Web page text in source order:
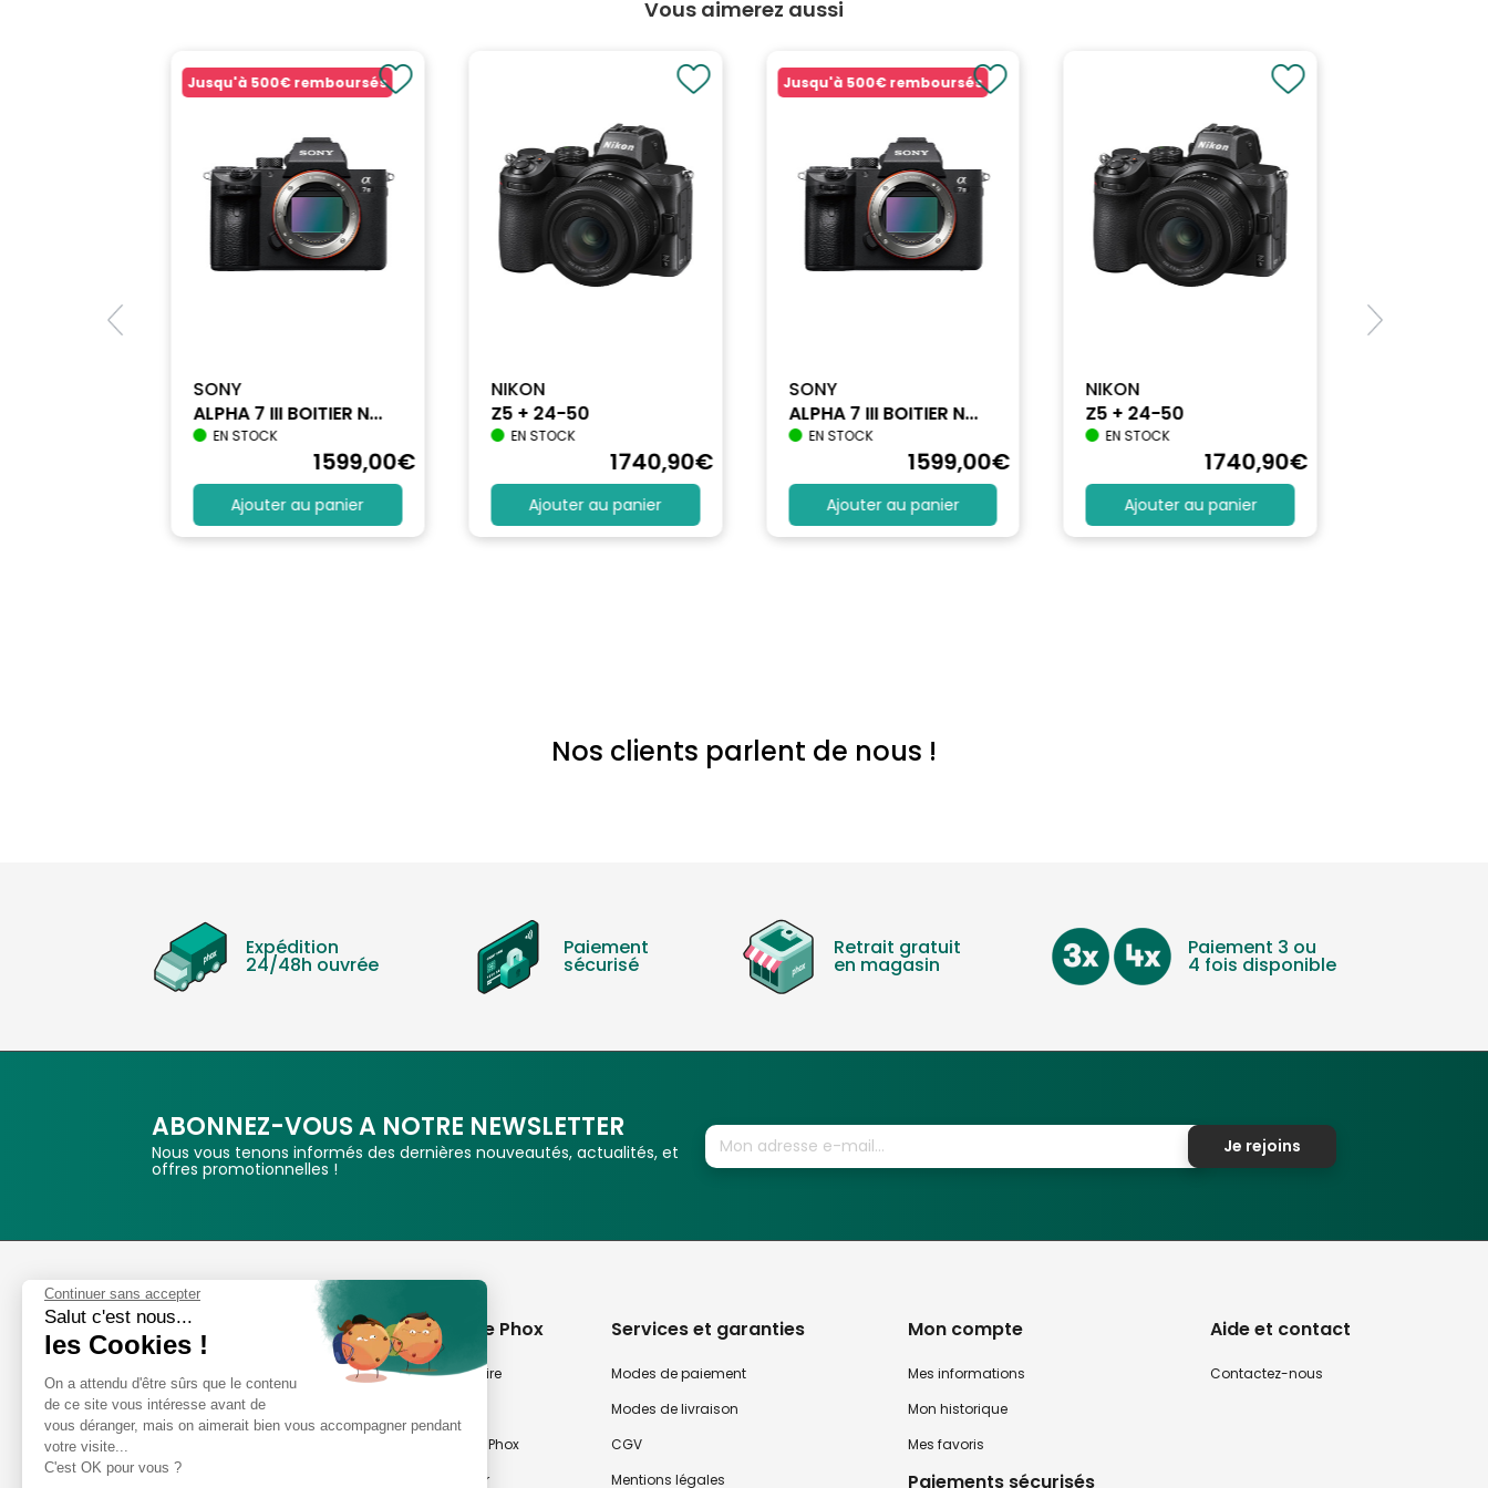
Vous aimerez aussi
Jusqu'à 500€ remboursés
SONY
ALPHA 7 III BOITIER N...
EN STOCK
1599,00€
Ajouter au panier
NIKON
Z5 + 24-50
EN STOCK
1740,90€
Ajouter au panier
Jusqu'à 500€ remboursés
SONY
ALPHA 7 III BOITIER N...
EN STOCK
1599,00€
Ajouter au panier
NIKON
Z5 + 24-50
EN STOCK
1740,90€
Ajouter au panier
Nos clients parlent de nous !
Expédition
24/48h ouvrée
Paiement
sécurisé
Retrait gratuit
en magasin
Paiement 3 ou
4 fois disponible
ABONNEZ-VOUS A NOTRE NEWSLETTER
Nous vous tenons informés des dernières nouveautés, actualités, et
offres promotionnelles !
Je rejoins
Phox
Spécialiste de l'image
Suivez-nous
Avis clients
A propos de Phox
Notre savoir-faire
Nos magasins Phox
Notre newsletter
Services et garanties
Modes de paiement
Modes de livraison
CGV
Mentions légales
Mon compte
Mes informations
Mon historique
Mes favoris
Paiements sécurisés
Aide et contact
Contactez-nous
Continuer sans accepter
Salut c'est nous...
les Cookies !
On a attendu d'être sûrs que le contenu
de ce site vous intéresse avant de
vous déranger, mais on aimerait bien vous accompagner pendant
votre visite...
C'est OK pour vous ?